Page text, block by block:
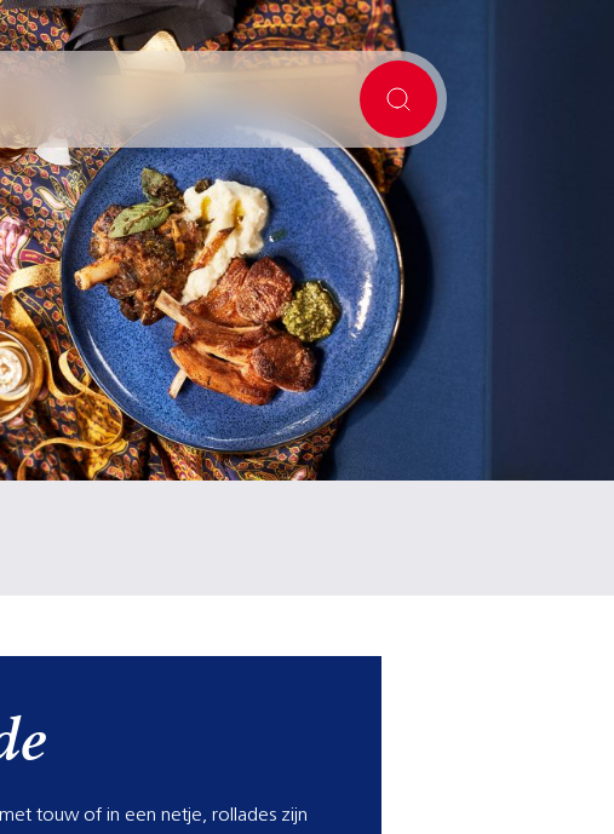
touw of in een netje, rollades zijn